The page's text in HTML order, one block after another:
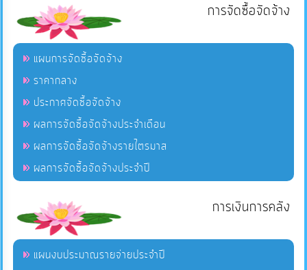
การจัดซื้อจัดจ้าง
แผนการจัดซื้อจัดจ้าง
ราคากลาง
ประกาศจัดซื้อจัดจ้าง
ผลการจัดซื้อจัดจ้างประจำเดือน
ผลการจัดซื้อจัดจ้างรายไตรมาส
ผลการจัดซื้อจัดจ้างประจำปี
การเงินการคลัง
แผนงบประมาณรายจ่ายประจำปี